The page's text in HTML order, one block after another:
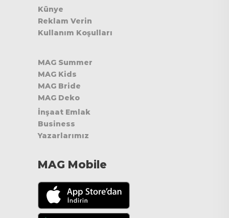
Künye
Reklam Verin
Kullanım Koşulları
MAG Summer
MAG Kids
MAG Bride
MAG Deko
İnşaat Emlak
Business
Yazarlarımız
MAG Mobile